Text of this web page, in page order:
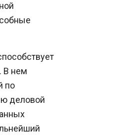
В нем
по
деловой